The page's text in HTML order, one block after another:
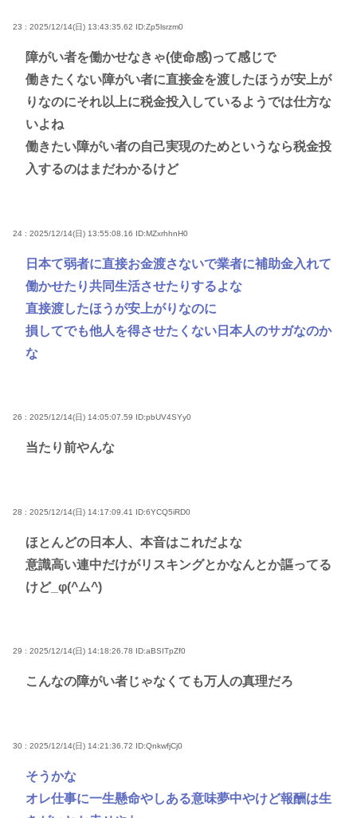
23 : 2025/12/14(日) 13:43:35.62 ID:Zp5lsrzm0
障がい者を働かせなきゃ(使命感)って感じで
働きたくない障がい者に直接金を渡したほうが安上が
りなのにそれ以上に税金投入しているようでは仕方な
いよね
働きたい障がい者の自己実現のためというなら税金投
入するのはまだわかるけど
24 : 2025/12/14(日) 13:55:08.16 ID:MZxrhhnH0
日本て弱者に直接お金渡さないで業者に補助金入れて
働かせたり共同生活させたりするよな
直接渡したほうが安上がりなのに
損してでも他人を得させたくない日本人のサガなのか
な
26 : 2025/12/14(日) 14:05:07.59 ID:pbUV4SYy0
当たり前やんな
28 : 2025/12/14(日) 14:17:09.41 ID:6YCQ5iRD0
ほとんどの日本人、本音はこれだよな
意識高い連中だけがリスキングとかなんとか謳ってる
けど_φ(^ム^)
29 : 2025/12/14(日) 14:18:26.78 ID:aBSITpZf0
こんなの障がい者じゃなくても万人の真理だろ
30 : 2025/12/14(日) 14:21:36.72 ID:QnkwfjCj0
そうかな
オレ仕事に一生懸命やしある意味夢中やけど報酬は生